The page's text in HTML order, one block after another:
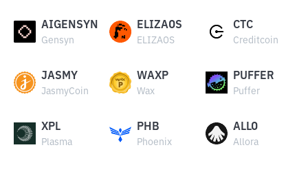
AIGENSYN
Gensyn
ELIZAOS
ELIZAOS
CTC
Creditcoin
JASMY
JasmyCoin
WAXP
Wax
PUFFER
Puffer
XPL
Plasma
PHB
Phoenix
ALLO
Allora